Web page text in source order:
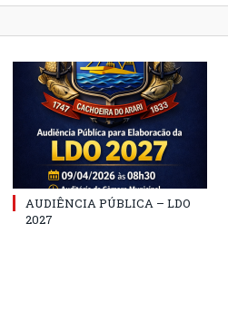
AUDIÊNCIA PÚBLICA – LDO
2027